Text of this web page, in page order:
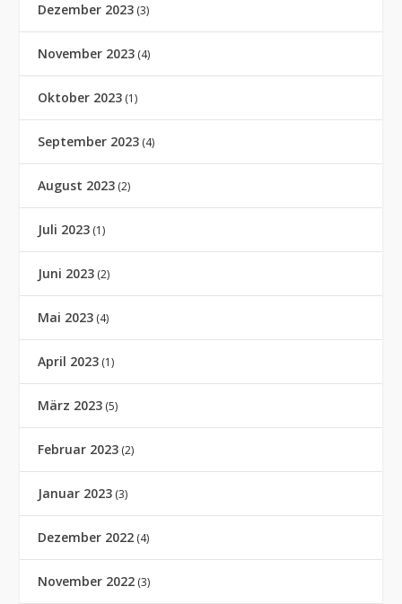
Dezember 2023 (3)
November 2023 (4)
Oktober 2023 (1)
September 2023 (4)
August 2023 (2)
Juli 2023 (1)
Juni 2023 (2)
Mai 2023 (4)
April 2023 (1)
März 2023 (5)
Februar 2023 (2)
Januar 2023 (3)
Dezember 2022 (4)
November 2022 (3)